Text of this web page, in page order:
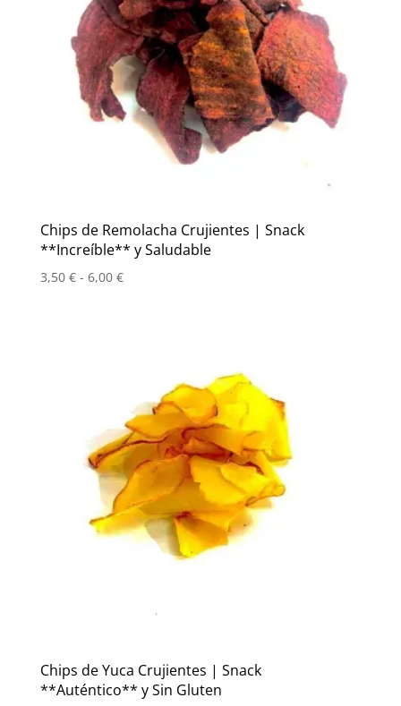
Chips de Remolacha Crujientes | Snack
**Increíble** y Saludable
3,50 € - 6,00 €Rango
6,00 €
Chips de Yuca Crujientes | Snack
**Auténtico** y Sin Gluten